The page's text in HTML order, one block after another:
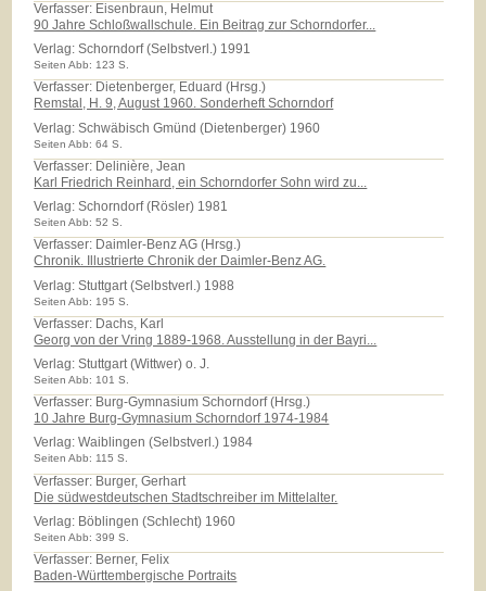
Verfasser: Eisenbraun, Helmut
90 Jahre Schloßwallschule. Ein Beitrag zur Schorndorfer...
Verlag:Schorndorf (Selbstverl.) 1991
Seiten Abb: 123 S.
Verfasser: Dietenberger, Eduard (Hrsg.)
Remstal, H. 9, August 1960. Sonderheft Schorndorf
Verlag:Schwäbisch Gmünd (Dietenberger) 1960
Seiten Abb: 64 S.
Verfasser: Delinière, Jean
Karl Friedrich Reinhard, ein Schorndorfer Sohn wird zu...
Verlag:Schorndorf (Rösler) 1981
Seiten Abb: 52 S.
Verfasser: Daimler-Benz AG (Hrsg.)
Chronik. Illustrierte Chronik der Daimler-Benz AG.
Verlag:Stuttgart (Selbstverl.) 1988
Seiten Abb: 195 S.
Verfasser: Dachs, Karl
Georg von der Vring 1889-1968. Ausstellung in der Bayri...
Verlag:Stuttgart (Wittwer) o. J.
Seiten Abb: 101 S.
Verfasser: Burg-Gymnasium Schorndorf (Hrsg.)
10 Jahre Burg-Gymnasium Schorndorf 1974-1984
Verlag:Waiblingen (Selbstverl.) 1984
Seiten Abb: 115 S.
Verfasser: Burger, Gerhart
Die südwestdeutschen Stadtschreiber im Mittelalter.
Verlag: Böblingen (Schlecht) 1960
Seiten Abb: 399 S.
Verfasser: Berner, Felix
Baden-Württembergische Portraits